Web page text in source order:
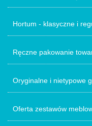
Hortum - klasyczne i
Ręczne pakowanie
Oryginalne i nietypowe
Oferta zestawów